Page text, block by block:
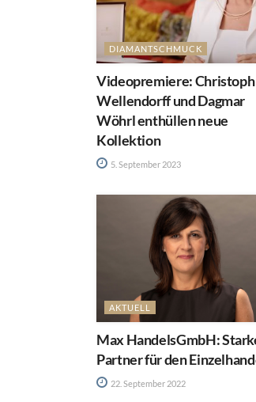
DIAMANTSCHMUCK
Videopremiere: Christoph
Wellendorff und Dagmar
Wöhrl enthüllen neue
Kollektion
5. September 2023
AKTUELL
Max HandelsGmbH:
Partner für den
22. September 2022